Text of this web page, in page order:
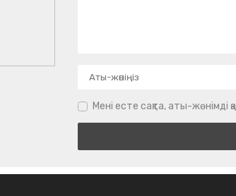
Мені есте сақта, аты-жөнімді